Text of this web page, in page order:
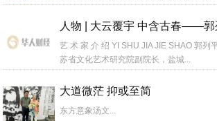
人物 | 大云覆宇 中含古春——郭
艺 术 家 介 绍 YI SHU JIA JIE SHAO 郭列
苏省文化艺术研究院副院长，盐城...
大道微茫 抑或至简
东方意象汤文...